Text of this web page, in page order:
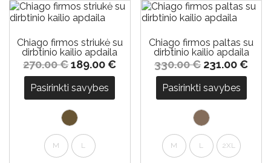
-30%
Chiago firmos striukė su
dirbtinio kailio apdaila
270.00€189.00€
Pasirinkti savybes
M L
-30%
Chiago firmos paltas su
dirbtinio kailio apdaila
330.00€ 231.00€
Pasirinkti savybes
M L 2XL